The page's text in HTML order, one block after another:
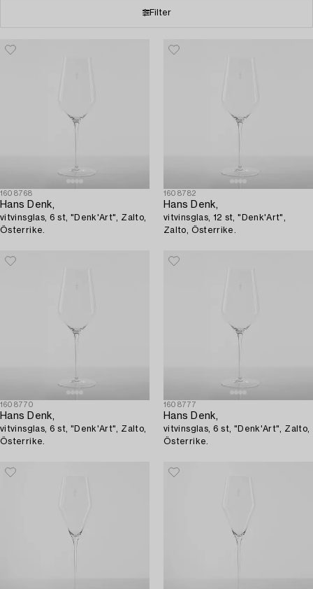
Filter
1608768
Hans Denk,
vitvinsglas, 6 st, "Denk'Art", Zalto,
Österrike.
1608782
Hans Denk,
vitvinsglas, 12 st, "Denk'Art",
Zalto, Österrike.
1608770
Hans Denk,
vitvinsglas, 6 st, "Denk'Art", Zalto,
Österrike.
1608777
Hans Denk,
vitvinsglas, 6 st, "Denk'Art", Zalto,
Österrike.